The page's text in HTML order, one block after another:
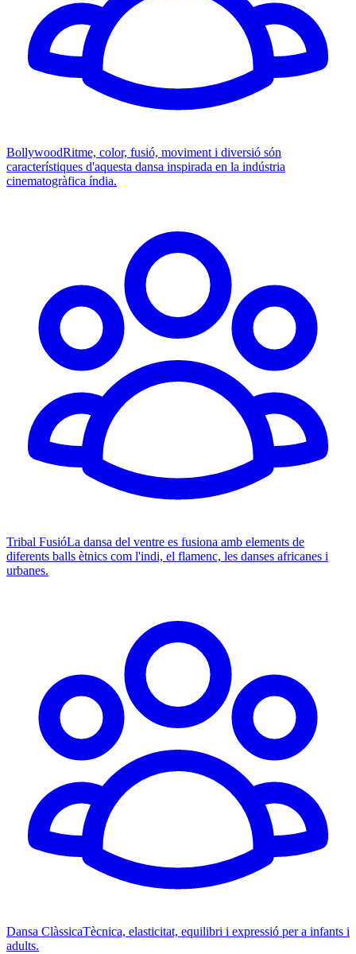
BollywoodRitme, color, fusió, moviment i diversió són
característiques d'aquesta dansa inspirada en la indústria
cinematogràfica índia.
Tribal FusióLa dansa del ventre es fusiona amb elements de
diferents balls ètnics com l'indi, el flamenc, les danses africanes i
urbanes.
Dansa ClàssicaTècnica, elasticitat, equilibri i expressió per a infants i
adults.